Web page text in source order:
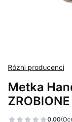
Różni producenci
Metka
0.00